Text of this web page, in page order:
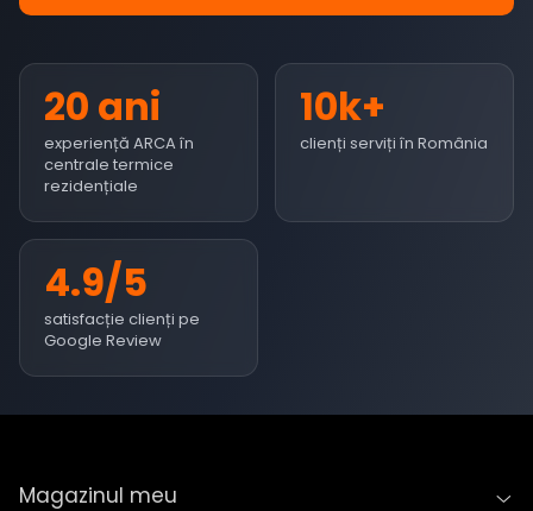
20 ani
experiență ARCA în
centrale termice
rezidențiale
10k+
clienți serviți în România
4.9/5
satisfacție clienți pe
Google Review
Magazinul meu